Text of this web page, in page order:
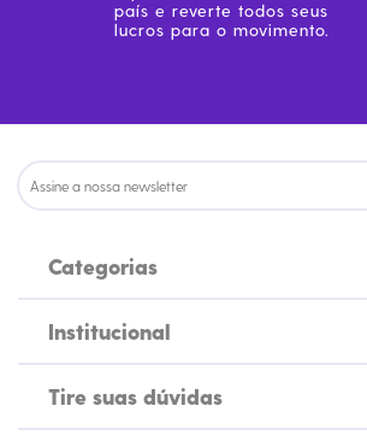
país e reverte todos seus
lucros para o movimento.
Categorias
Institucional
Tire suas dúvidas